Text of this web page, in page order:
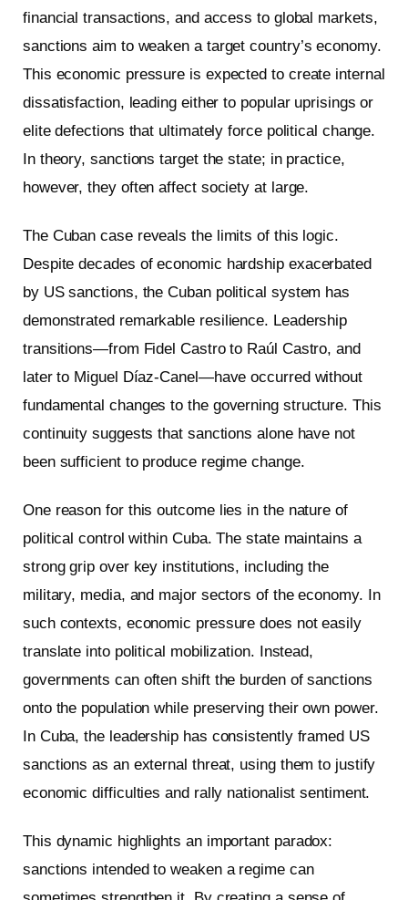
financial transactions, and access to global markets,
sanctions aim to weaken a target country’s economy.
This economic pressure is expected to create internal
dissatisfaction, leading either to popular uprisings or
elite defections that ultimately force political change.
In theory, sanctions target the state; in practice,
however, they often affect society at large.
The Cuban case reveals the limits of this logic.
Despite decades of economic hardship exacerbated
by US sanctions, the Cuban political system has
demonstrated remarkable resilience. Leadership
transitions—from Fidel Castro to Raúl Castro, and
later to Miguel Díaz-Canel—have occurred without
fundamental changes to the governing structure. This
continuity suggests that sanctions alone have not
been sufficient to produce regime change.
One reason for this outcome lies in the nature of
political control within Cuba. The state maintains a
strong grip over key institutions, including the
military, media, and major sectors of the economy. In
such contexts, economic pressure does not easily
translate into political mobilization. Instead,
governments can often shift the burden of sanctions
onto the population while preserving their own power.
In Cuba, the leadership has consistently framed US
sanctions as an external threat, using them to justify
economic difficulties and rally nationalist sentiment.
This dynamic highlights an important paradox:
sanctions intended to weaken a regime can